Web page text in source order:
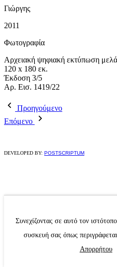
Γιώργης
2011
Φωτογραφία
Αρχειακή ψηφιακή εκτύπωση
120 x 180 εκ.
Έκδοση 3/5
Αρ. Εισ. 1419/22
Προηγούμενο
Επόμενο
DEVELOPED BY: POSTSCRIPTUM
Συνεχίζοντας σε αυτό τον
συσκευή σας όπως
Απορρήτου